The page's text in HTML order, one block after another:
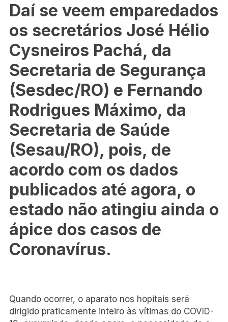
Daí se veem emparedados
os secretários José Hélio
Cysneiros Pachá, da
Secretaria de Segurança
(Sesdec/RO) e Fernando
Rodrigues Máximo, da
Secretaria de Saúde
(Sesau/RO), pois, de
acordo com os dados
publicados até agora, o
estado não atingiu ainda o
ápice dos casos de
Coronavírus.
Quando ocorrer, o aparato nos hopitais será
dirigido praticamente inteiro às vítimas do COVID-